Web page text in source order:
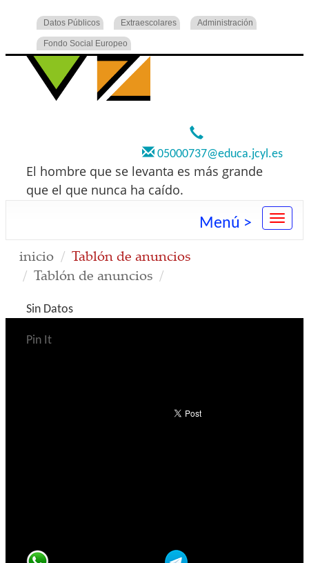
Datos Públicos Extraescolares Administración
Fondo Social Europeo
05000737@educa.jcyl.es
El hombre que se levanta es más grande
que el que nunca ha caído.
Menú >
inicio
Tablón de anuncios
Tablón de anuncios
Sin Datos
Pin It